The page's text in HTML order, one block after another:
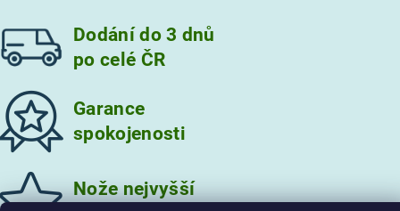
Vložením hodnocení souhlasíte s
Dodání do 3 dnů
po celé ČR
Garance
spokojenosti
Nože nejvyšší